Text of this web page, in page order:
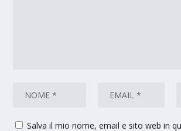
Salva il mio nome, email e sito web in